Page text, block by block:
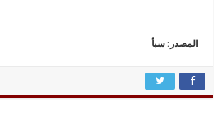
المصدر: سبأ